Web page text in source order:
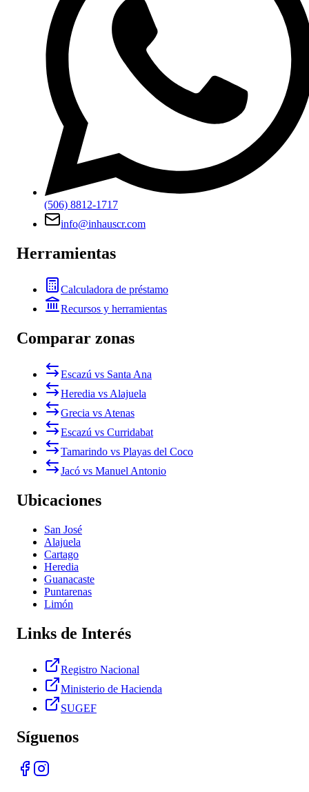
(506) 8812-1717
info@inhauscr.com
Herramientas
Calculadora de préstamo
Recursos y herramientas
Comparar zonas
Escazú vs Santa Ana
Heredia vs Alajuela
Grecia vs Atenas
Escazú vs Curridabat
Tamarindo vs Playas del Coco
Jacó vs Manuel Antonio
Ubicaciones
San José
Alajuela
Cartago
Heredia
Guanacaste
Puntarenas
Limón
Links de Interés
Registro Nacional
Ministerio de Hacienda
SUGEF
Síguenos